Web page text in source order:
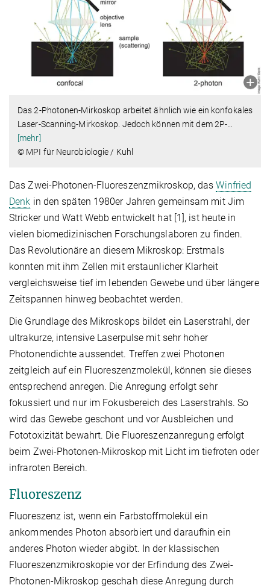
Das 2-Photonen-Mirkoskop arbeitet ähnlich wie ein konfokales
Laser-Scanning-Mirkoskop. Jedoch können mit dem 2P-…
[mehr]
© MPI für Neurobiologie / Kuhl
Das Zwei-Photonen-Fluoreszenzmikroskop, dasWinfried
Denk in den späten 1980er Jahren gemeinsam mit Jim
Stricker und Watt Webb entwickelt hat [1], ist heute in
vielen biomedizinischen Forschungslaboren zu finden.
Das Revolutionäre an diesem Mikroskop: Erstmals
konnten mit ihm Zellen mit erstaunlicher Klarheit
vergleichsweise tief im lebenden Gewebe und über längere
Zeitspannen hinweg beobachtet werden.
Die Grundlage des Mikroskops bildet ein Laserstrahl, der
ultrakurze, intensive Laserpulse mit sehr hoher
Photonendichte aussendet. Treffen zwei Photonen
zeitgleich auf ein Fluoreszenzmolekül, können sie dieses
entsprechend anregen. Die Anregung erfolgt sehr
fokussiert und nur im Fokusbereich des Laserstrahls. So
wird das Gewebe geschont und vor Ausbleichen und
Fototoxizität bewahrt. Die Fluoreszenzanregung erfolgt
beim Zwei-Photonen-Mikroskop mit Licht im tiefroten oder
infraroten Bereich.
Fluoreszenz
Fluoreszenz ist, wenn ein Farbstoffmolekül ein
ankommendes Photon absorbiert und daraufhin ein
anderes Photon wieder abgibt. In der klassischen
Fluoreszenzmikroskopie vor der Erfindung des Zwei-
Photonen-Mikroskop geschah diese Anregung durch